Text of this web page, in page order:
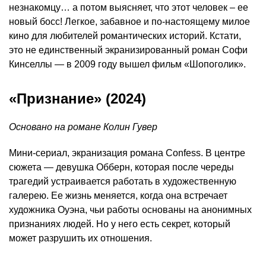
незнакомцу… а потом выясняет, что этот человек – ее
новый босс! Легкое, забавное и по-настоящему милое
кино для любителей романтических историй. Кстати,
это не единственный экранизированный роман Софи
Кинселлы — в 2009 году вышел фильм «Шопоголик».
«Признание» (2024)
Основано на романе Колин Гувер
Мини-сериал, экранизация романа Confess. В центре
сюжета — девушка Обберн, которая после череды
трагедий устраивается работать в художественную
галерею. Ее жизнь меняется, когда она встречает
художника Оуэна, чьи работы основаны на анонимных
признаниях людей. Но у него есть секрет, который
может разрушить их отношения.